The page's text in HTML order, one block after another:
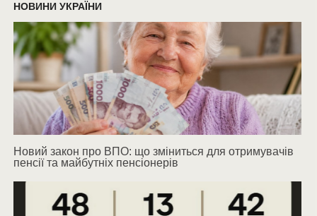
НОВИНИ УКРАЇНИ
Новий закон про ВПО: що зміниться для отримувачів
пенсії та майбутніх пенсіонерів